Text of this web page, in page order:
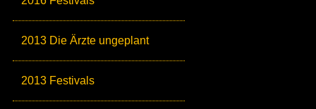
2013 Die Ärzte ungeplant
2013 Festivals